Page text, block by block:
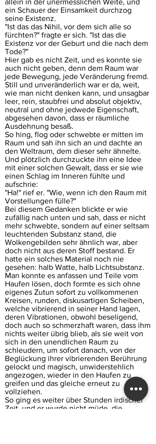
allein in der unermesslichen Weite, und
ein Schauer der Einsamkeit durchzog
seine Existenz.
"Ist das das Nihil, vor dem sich alle so
fürchten?" fragte er sich. "Ist das die
Existenz vor der Geburt und die nach dem
Tode?"
Hier gab es nicht Zeit, und es konnte sie
auch nicht geben, denn dem Raum war
jede Bewegung, jede Veränderung fremd.
Still und unveränderlich war er da, weit,
wie man nicht denken kann, und unsagbar
leer, rein, staubfrei und absolut objektiv,
neutral und ohne jedwede Eigenschaft,
abgesehen davon, dass er räumliche
Ausdehnung besaß.
So hing, flog oder schwebte er mitten im
Raum und sah ihn sich an und dachte an
den Weltraum, dem dieser sehr ähnelte.
Und plötzlich durchzuckte ihn eine Idee
mit einer solchen Gewalt, dass er sie wie
einen Schlag im Inneren fühlte und
aufschrie:
"Ha!" rief er. "Wie, wenn ich den Raum mit
Vorstellungen fülle?"
Bei diesem Gedanken blickte er wie
zufällig nach unten und sah, dass er nicht
mehr schwebte, sondern auf einer seltsam
leuchtenden Substanz stand, die
Wolkengebilden sehr ähnlich war, aber
doch nicht aus deren Stoff bestand. Er
hatte ein solches Material noch nie
gesehen: halb Watte, halb Lichtsubstanz.
Man konnte es anfassen und Teile vom
Haufen lösen, doch formte es sich ohne
eigenes Zutun sofort zu vollkommenen
Kreisen, runden, diskusartigen Scheiben,
welche vibrierend in seiner Hand lagen,
deren Vibrationen, obwohl beseligend,
doch auch so schmerzhaft waren, dass ihm
nichts weiter übrig blieb, als sie weit von
sich in den unendlichen Raum zu
schleudern, um sofort danach, von der
Beglückung ihrer vibrierenden Berührung
gelockt und magisch, unwiderstehlich
angezogen, wieder in den Haufen zu
greifen und das gleiche erneut zu
vollziehen.
So ging es weiter über Stunden irdischer
Zeit, und er wurde nicht müde, die